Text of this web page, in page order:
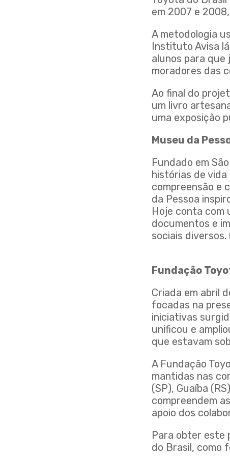
em 2007 e
A metodologia
Instituto Avisa
alunos para
moradores das
Ao final do
um livro
uma exposição
Museu da
Fundado em
histórias de
compreensão e
da Pessoa
Hoje conta com
documentos e
sociais diversos.
Fundação
Criada em abril
focadas na
iniciativas
unificou e
que estavam
A Fundação
mantidas nas
(SP), Guaíba
compreendem
apoio dos
Para obter este
do Brasil, como